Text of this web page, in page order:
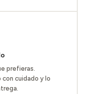
prefieras.
cuidado y lo